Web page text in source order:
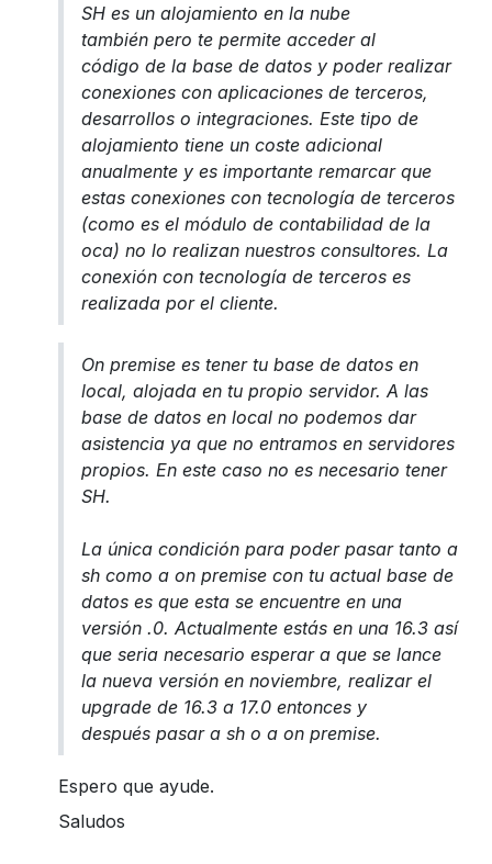
SH es un alojamiento en la nube
también pero te permite acceder al
código de la base de datos y poder realizar
conexiones con aplicaciones de terceros,
desarrollos o integraciones. Este tipo de
alojamiento tiene un coste adicional
anualmente y es importante remarcar que
estas conexiones con tecnología de terceros
(como es el módulo de contabilidad de la
oca) no lo realizan nuestros consultores. La
conexión con tecnología de terceros es
realizada por el cliente.
On premise es tener tu base de datos en
local, alojada en tu propio servidor. A las
base de datos en local no podemos dar
asistencia ya que no entramos en servidores
propios. En este caso no es necesario tener
SH.
La única condición para poder pasar tanto a
sh como a on premise con tu actual base de
datos es que esta se encuentre en una
versión .0. Actualmente estás en una 16.3 así
que seria necesario esperar a que se lance
la nueva versión en noviembre, realizar el
upgrade de 16.3 a 17.0 entonces y
después pasar a sh o a on premise.
Espero que ayude.
Saludos